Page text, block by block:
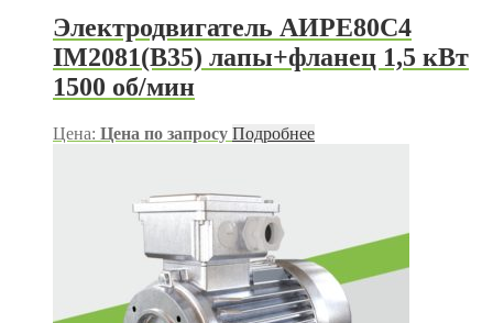
Электродвигатель АИРЕ80С4
IM2081(B35) лапы+фланец 1,5 кВт
1500 об/мин
Цена: Цена по запросу Подробнее